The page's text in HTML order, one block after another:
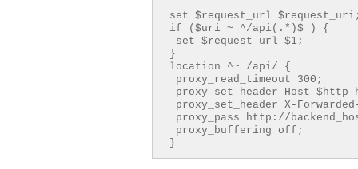
set $request_url
if ($uri ~ ^/api(.*)$ ) {
set $request_url $1;
}
location ^~ /api/ {
proxy_read_timeout 300;
proxy_set_header Host
proxy_set_header X-
proxy_pass http://
proxy_buffering off;
}